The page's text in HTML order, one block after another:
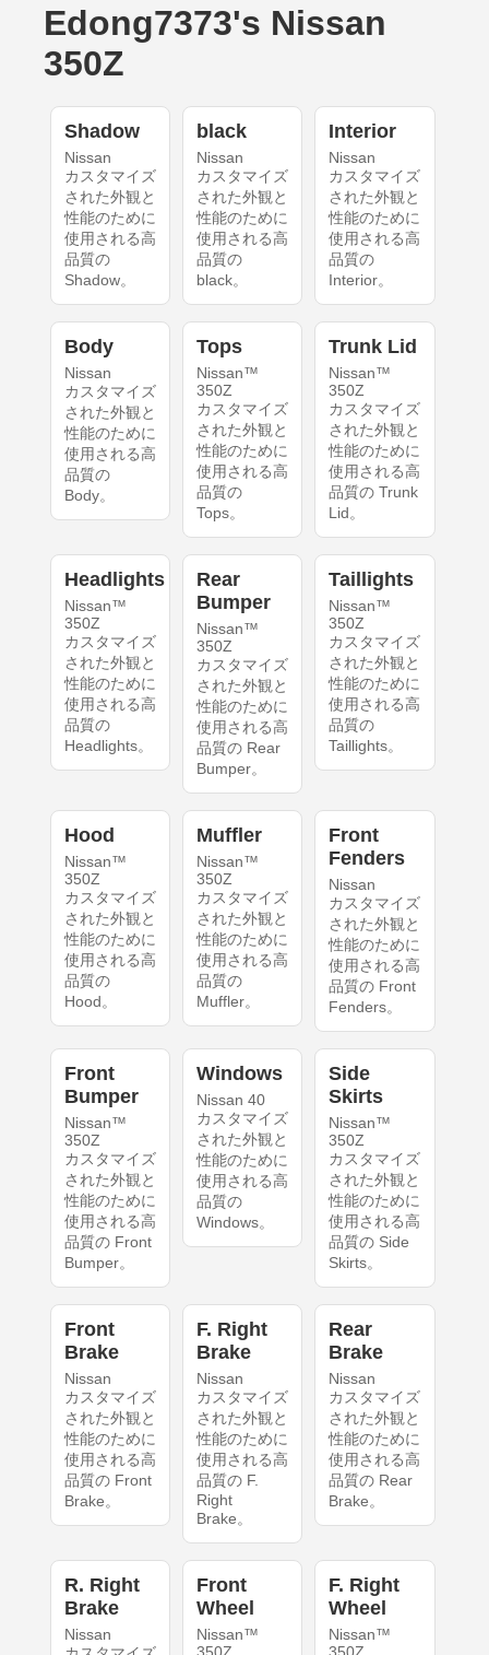
Edong7373's Nissan
350Z
Shadow
Nissan
カスタマイズ
された外観と
性能のために
使用される高
品質の
Shadow。
black
Nissan
カスタマイズ
された外観と
性能のために
使用される高
品質の
black。
Interior
Nissan
カスタマイズ
された外観と
性能のために
使用される高
品質の
Interior。
Body
Nissan
カスタマイズ
された外観と
性能のために
使用される高
品質の
Body。
Tops
Nissan™
350Z
カスタマイズ
された外観と
性能のために
使用される高
品質の
Tops。
Trunk Lid
Nissan™
350Z
カスタマイズ
された外観と
性能のために
使用される高
品質の Trunk
Lid。
Headlights
Nissan™
350Z
カスタマイズ
された外観と
性能のために
使用される高
品質の
Headlights。
Rear
Bumper
Nissan™
350Z
カスタマイズ
された外観と
性能のために
使用される高
品質の Rear
Bumper。
Taillights
Nissan™
350Z
カスタマイズ
された外観と
性能のために
使用される高
品質の
Taillights。
Hood
Nissan™
350Z
カスタマイズ
された外観と
性能のために
使用される高
品質の
Hood。
Muffler
Nissan™
350Z
カスタマイズ
された外観と
性能のために
使用される高
品質の
Muffler。
Front
Fenders
Nissan
カスタマイズ
された外観と
性能のために
使用される高
品質の Front
Fenders。
Front
Bumper
Nissan™
350Z
カスタマイズ
された外観と
性能のために
使用される高
品質の Front
Bumper。
Windows
Nissan 40
カスタマイズ
された外観と
性能のために
使用される高
品質の
Windows。
Side
Skirts
Nissan™
350Z
カスタマイズ
された外観と
性能のために
使用される高
品質の Side
Skirts。
Front
Brake
Nissan
カスタマイズ
された外観と
性能のために
使用される高
品質の Front
Brake。
F. Right
Brake
Nissan
カスタマイズ
された外観と
性能のために
使用される高
品質の F.
Right
Brake。
Rear
Brake
Nissan
カスタマイズ
された外観と
性能のために
使用される高
品質の Rear
Brake。
R. Right
Brake
Nissan
Front
Wheel
Nissan™
F. Right
Wheel
Nissan™